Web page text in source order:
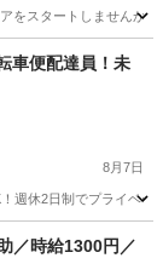
をスタートしません
車便配達員！未
8月7日
週休2日制でプライベ
／時給1300円／